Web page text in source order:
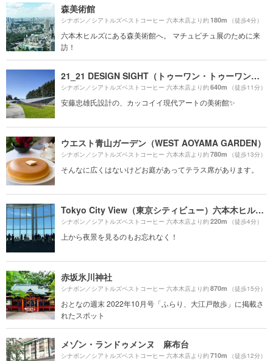
森美術館
シナボン／シアトルズベストコーヒー 六本木店より約180m （徒歩4分）
六本木ヒルズにある森美術館へ。 マチュピチュ展のために来
訪！
21_21 DESIGN SIGHT（トゥーワン・トゥーワン・デザインサイト）
シナボン／シアトルズベストコーヒー 六本木店より約640m （徒歩11分）
安藤忠雄氏設計の、カッコイイ現代アートの美術館✨
ウエスト青山ガーデン（WEST AOYAMA GARDEN）
シナボン／シアトルズベストコーヒー 六本木店より約780m （徒歩13分）
そんなに広くはないけどお庭があってテラス席があります。
Tokyo City View（東京シティビュー）六本木ヒルズ展望台
シナボン／シアトルズベストコーヒー 六本木店より約220m （徒歩4分）
上から夜景を見るのもお忘れなく！
赤坂氷川神社
シナボン／シアトルズベストコーヒー 六本木店より約870m （徒歩15分）
おとなの週末 2022年10月号「ふらり、大江戸散歩」に掲載さ
れたスポット
メゾン・ランドゥメンヌ 麻布台
シナボン／シアトルズベストコーヒー 六本木店より約710m （徒歩12分）